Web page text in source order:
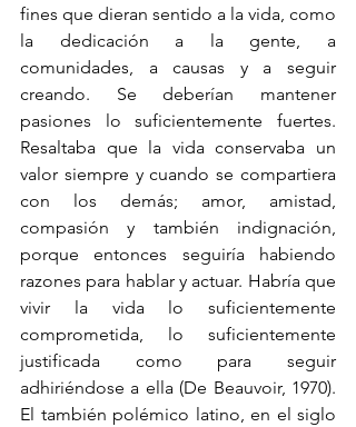
fines que dieran sentido a la vida, como
la dedicación a la gente, a
comunidades, a causas y a seguir
creando. Se deberían mantener
pasiones lo suficientemente fuertes.
Resaltaba que la vida conservaba un
valor siempre y cuando se compartiera
con los demás; amor, amistad,
compasión y también indignación,
porque entonces seguiría habiendo
razones para hablar y actuar. Habría que
vivir la vida lo suficientemente
comprometida, lo suficientemente
justificada como para seguir
adhiriéndose a ella (De Beauvoir, 1970).
El también polémico latino, en el siglo